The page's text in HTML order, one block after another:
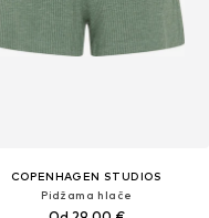
COPENHAGEN STUDIOS
Pidžama hlače